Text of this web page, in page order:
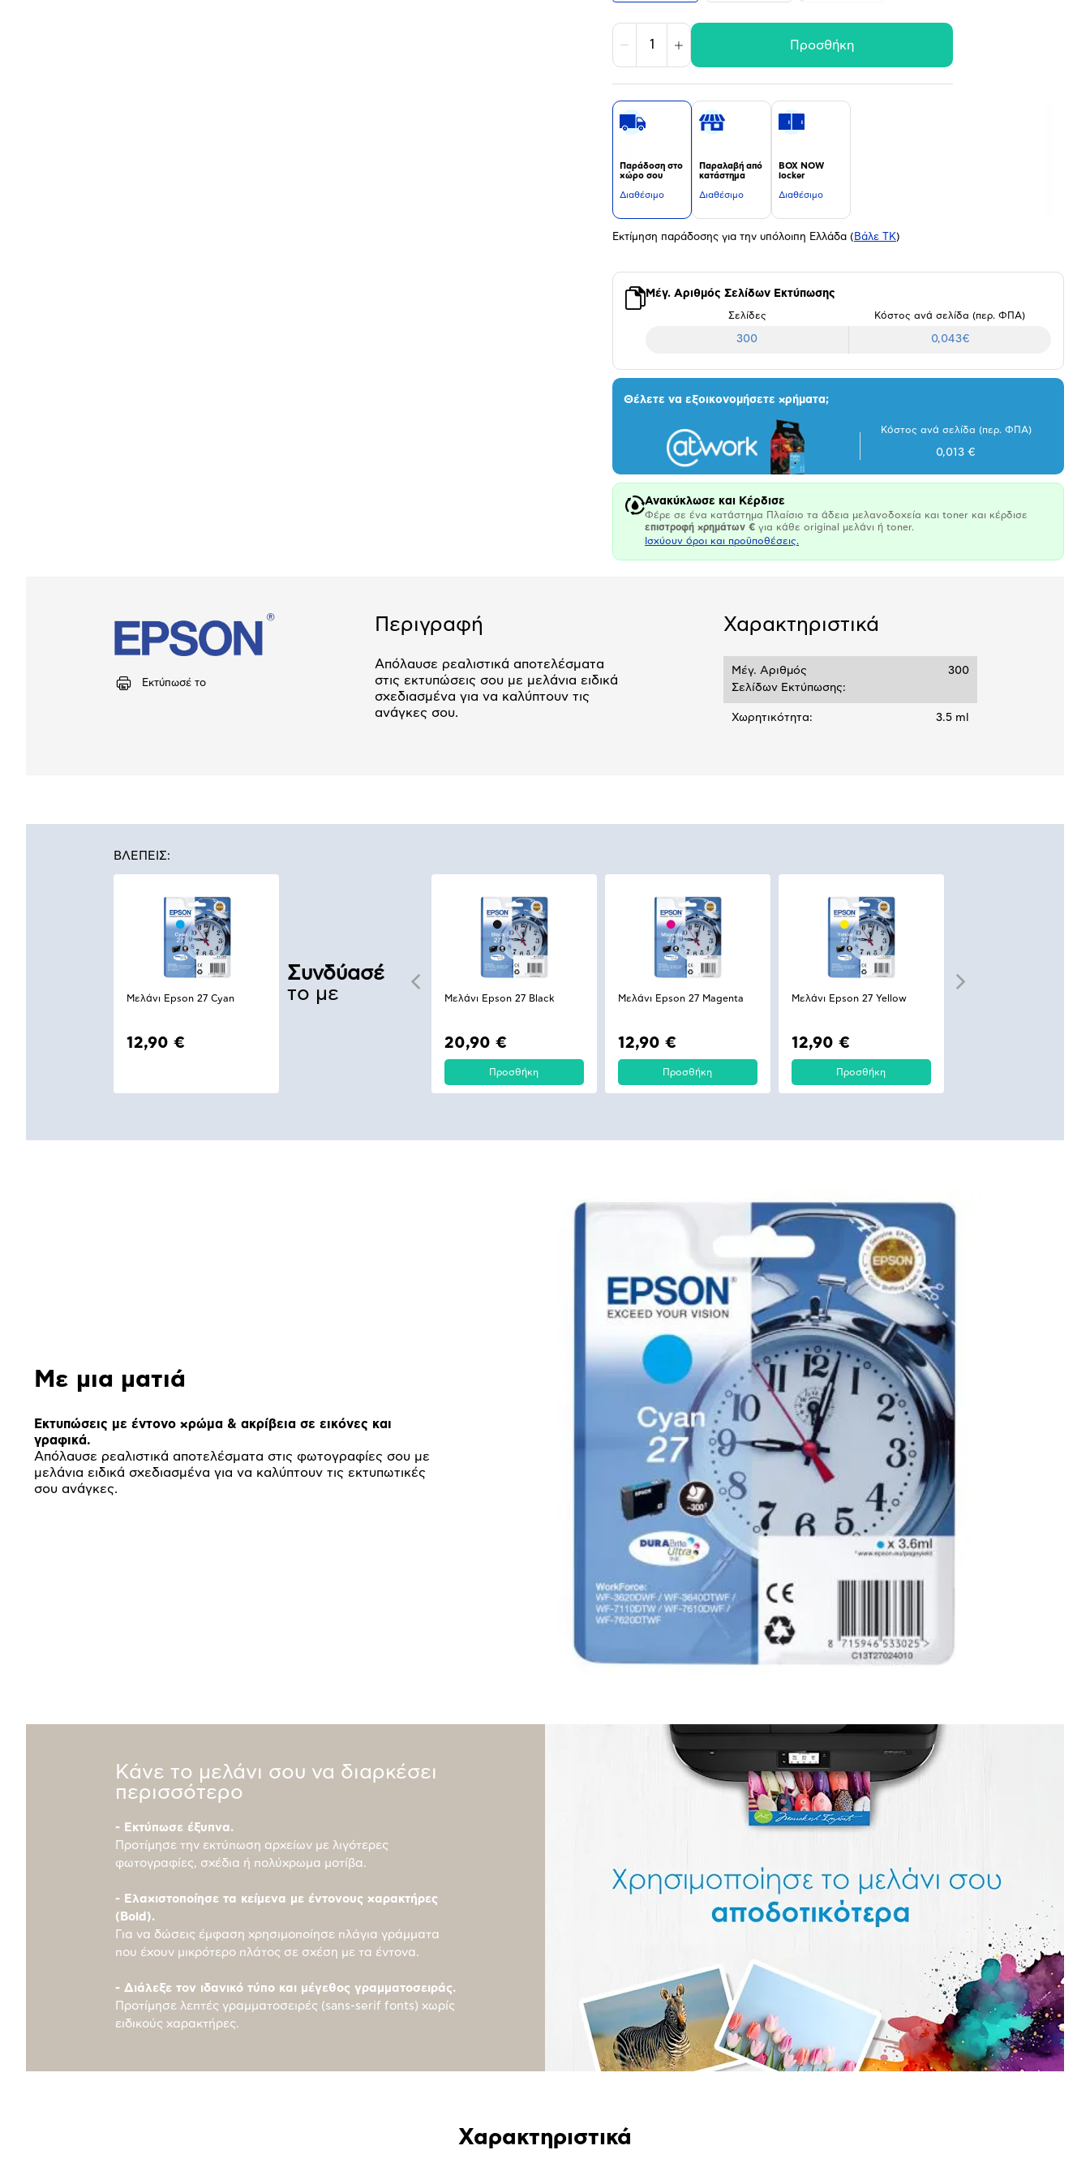
Μείωση Αύξηση Προσθήκη
Παράδοση στο
χώρο σου
Διαθέσιμο
Παραλαβή από
κατάστημα
Διαθέσιμο
BOX NOW
locker
Διαθέσιμο
Εκτίμηση παράδοσης για την υπόλοιπη Ελλάδα ( Βάλε ΤΚ)
Μέγ. Αριθμός Σελίδων Εκτύπωσης
Σελίδες Κόστος ανά σελίδα (περ. ΦΠΑ)
300 0,043€
Θέλετε να εξοικονομήσετε χρήματα;
Κόστος ανά σελίδα (περ. ΦΠΑ)
0,013 €
Ανακύκλωσε και Κέρδισε
Φέρε σε ένα κατάστημα Πλαίσιο τα άδεια μελανοδοχεία και toner και κέρδισε
επιστροφή χρημάτων € για κάθε original μελάνι ή toner.
Ισχύουν όροι και προϋποθέσεις.
Εκτύπωσέ το
Περιγραφή
Απόλαυσε ρεαλιστικά αποτελέσματα
στις εκτυπώσεις σου με μελάνια ειδικά
σχεδιασμένα για να καλύπτουν τις
ανάγκες σου.
Χαρακτηριστικά
Μέγ. Αριθμός
Σελίδων Εκτύπωσης:
300
Χωρητικότητα: 3.5 ml
ΒΛΕΠΕΙΣ:
Μελάνι Epson 27 Cyan
12,90 €
Συνδύασέ
το με
Μελάνι Epson 27 Black
20,90 €
Προσθήκη
Μελάνι Epson 27 Magenta
12,90 €
Προσθήκη
Μελάνι Epson 27 Yellow
12,90 €
Προσθήκη
Με μια ματιά
Εκτυπώσεις με έντονο χρώμα & ακρίβεια σε εικόνες και
γραφικά.
Απόλαυσε ρεαλιστικά αποτελέσματα στις φωτογραφίες σου με
μελάνια ειδικά σχεδιασμένα για να καλύπτουν τις εκτυπωτικές
σου ανάγκες.
Κάνε το μελάνι σου να διαρκέσει
περισσότερο
- Εκτύπωσε έξυπνα.
Προτίμησε την εκτύπωση αρχείων με λιγότερες
φωτογραφίες, σχέδια ή πολύχρωμα μοτίβα.
- Ελαχιστοποίησε τα κείμενα με έντονους χαρακτήρες
(Bold).
Για να δώσεις έμφαση χρησιμοποίησε πλάγια γράμματα
που έχουν μικρότερο πλάτος σε σχέση με τα έντονα.
- Διάλεξε τον ιδανικό τύπο και μέγεθος γραμματοσειράς.
Προτίμησε λεπτές γραμματοσειρές (sans-serif fonts) χωρίς
ειδικούς χαρακτήρες.
Χαρακτηριστικά